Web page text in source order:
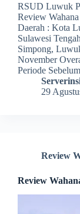
RSUD Luwuk
Review
Daerah : Kota
Sulawesi
Simpong,
November
Periode
29
Review
Review